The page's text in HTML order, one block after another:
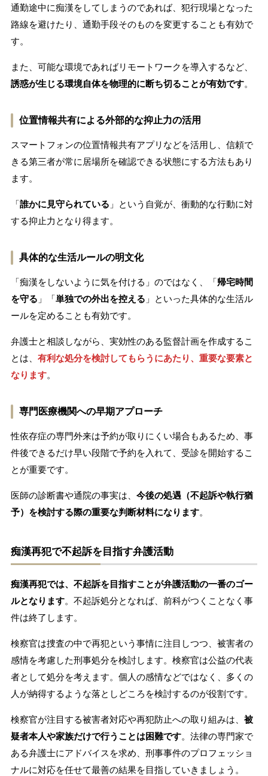
通勤途中に痴漢をしてしまうのであれば、犯行現場となった
路線を避けたり、通勤手段そのものを変更することも有効で
す。
また、可能な環境であればリモートワークを導入するなど、
誘惑が生じる環境自体を物理的に断ち切ることが有効です。
位置情報共有による外部的な抑止力の活用
スマートフォンの位置情報共有アプリなどを活用し、信頼で
きる第三者が常に居場所を確認できる状態にする方法もあり
ます。
「誰かに見守られている 」という自覚が、衝動的な行動に対
する抑止力となり得ます。
具体的な生活ルールの明文化
「痴漢をしないように気を付ける」のではなく、「帰宅時間
を守る 」「単独での外出を控える 」といった具体的な生活ル
ールを定めることも有効です。
弁護士と相談しながら、実効性のある監督計画を作成するこ
とは、 有利な処分を検討してもらうにあたり、重要な要素と
なります。
専門医療機関への早期アプローチ
性依存症の専門外来は予約が取りにくい場合もあるため、事
件後できるだけ早い段階で予約を入れて、受診を開始するこ
とが重要です。
医師の診断書や通院の事実は、 今後の処遇（不起訴や執行猶
予）を検討する際の重要な判断材料になります。
痴漢再犯で不起訴を目指す弁護活動
痴漢再犯では、不起訴を目指すことが弁護活動の一番のゴー
ルとなります。不起訴処分となれば、前科がつくことなく事
件は終了します。
検察官は捜査の中で再犯という事情に注目しつつ、被害者の
感情を考慮した刑事処分を検討します。検察官は公益の代表
者として処分を考えます。個人の感情などではなく、多くの
人が納得するような落としどころを検討するのが役割です。
検察官が注目する被害者対応や再犯防止への取り組みは、 被
疑者本人や家族だけで行うことは困難です。法律の専門家で
ある弁護士にアドバイスを求め、刑事事件のプロフェッショ
ナルに対応を任せて最善の結果を目指していきましょう。